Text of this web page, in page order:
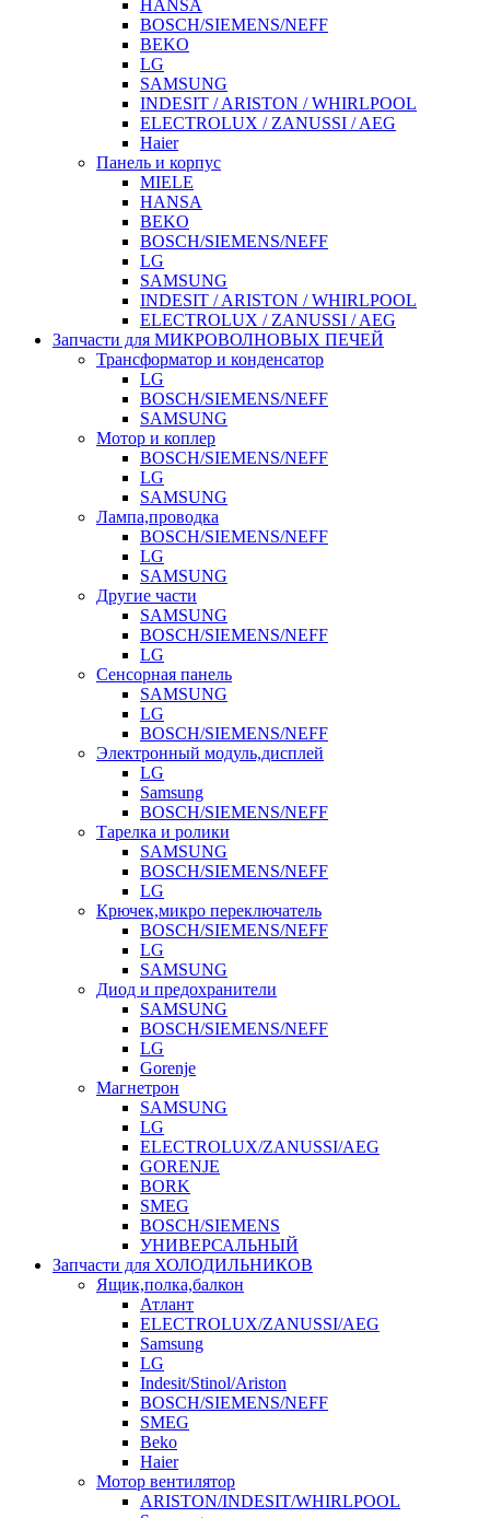
HANSA
BOSCH/SIEMENS/NEFF
BEKO
LG
SAMSUNG
INDESIT / ARISTON / WHIRLPOOL
ELECTROLUX / ZANUSSI / AEG
Haier
Панель и корпус
MIELE
HANSA
BEKO
BOSCH/SIEMENS/NEFF
LG
SAMSUNG
INDESIT / ARISTON / WHIRLPOOL
ELECTROLUX / ZANUSSI / AEG
Запчасти для МИКРОВОЛНОВЫХ ПЕЧЕЙ
Трансформатор и конденсатор
LG
BOSCH/SIEMENS/NEFF
SAMSUNG
Мотор и коплер
BOSCH/SIEMENS/NEFF
LG
SAMSUNG
Лампа,проводка
BOSCH/SIEMENS/NEFF
LG
SAMSUNG
Другие части
SAMSUNG
BOSCH/SIEMENS/NEFF
LG
Сенсорная панель
SAMSUNG
LG
BOSCH/SIEMENS/NEFF
Электронный модуль,дисплей
LG
Samsung
BOSCH/SIEMENS/NEFF
Тарелка и ролики
SAMSUNG
BOSCH/SIEMENS/NEFF
LG
Крючек,микро переключатель
BOSCH/SIEMENS/NEFF
LG
SAMSUNG
Диод и предохранители
SAMSUNG
BOSCH/SIEMENS/NEFF
LG
Gorenje
Магнетрон
SAMSUNG
LG
ELECTROLUX/ZANUSSI/AEG
GORENJE
BORK
SMEG
BOSCH/SIEMENS
УНИВЕРСАЛЬНЫЙ
Запчасти для ХОЛОДИЛЬНИКОВ
Ящик,полка,балкон
Атлант
ELECTROLUX/ZANUSSI/AEG
Samsung
LG
Indesit/Stinol/Ariston
BOSCH/SIEMENS/NEFF
SMEG
Beko
Haier
Мотор вентилятор
ARISTON/INDESIT/WHIRLPOOL